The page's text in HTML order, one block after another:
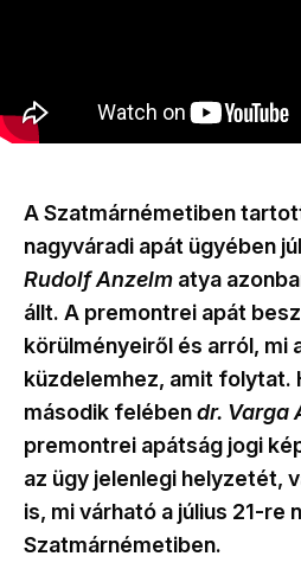
A Szatmárnémetiben
nagyváradi apát ügyében
Rudolf Anzelm atya
állt. A premontrei apát
körülményeiről és arról, mi
küzdelemhez, amit folytat.
második felébendr. Varga
premontrei apátság jogi
az ügy jelenlegi helyzetét,
is, mi várható a július 21-re
Szatmárnémetiben.